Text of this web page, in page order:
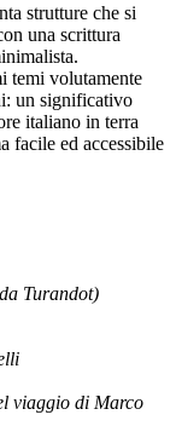
strutture che si
una scrittura
temi volutamente
un significativo
italiano in terra
facile ed accessibile
Turandot)
viaggio di Marco